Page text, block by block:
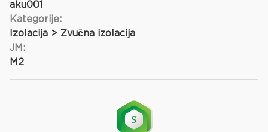
aku001
Kategorije:
Izolacija > Zvučna izolacija
JM:
M2